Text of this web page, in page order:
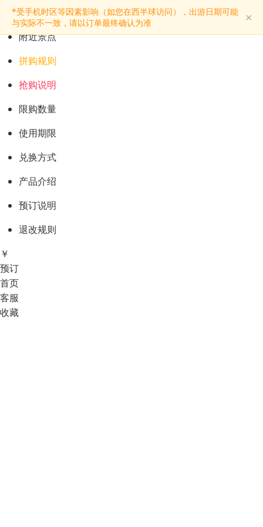
*受手机时区等因素影响（如您在西半球访问），出游日期可能
与实际不一致，请以订单最终确认为准
×
预订购票
景点介绍
附近景点
拼购规则
抢购说明
限购数量
使用期限
兑换方式
产品介绍
预订说明
退改规则
￥
预订
首页
客服
收藏